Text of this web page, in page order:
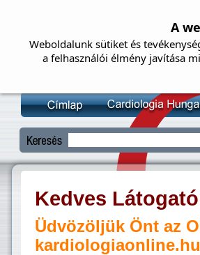
Kedves
Üdvözöljük Önt az
A
Weboldalunk sütiket és
a felhasználói élmény javítása